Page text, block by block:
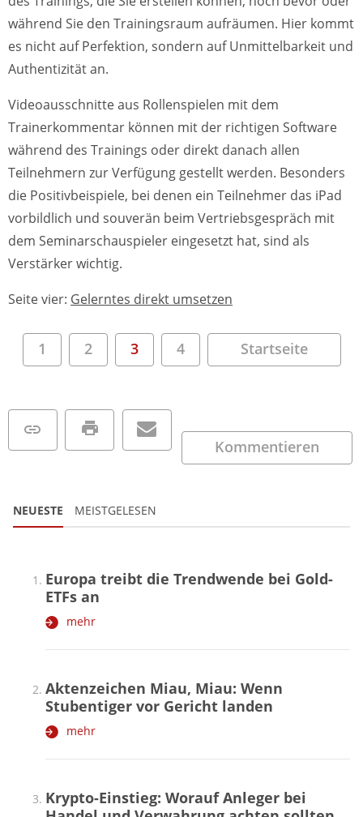
während Sie den Trainingsraum aufräumen. Hier kommt
es nicht auf Perfektion, sondern auf Unmittelbarkeit und
Authentizität an.
Videoausschnitte aus Rollenspielen mit dem
Trainerkommentar können mit der richtigen Software
während des Trainings oder direkt danach allen
Teilnehmern zur Verfügung gestellt werden. Besonders
die Positivbeispiele, bei denen ein Teilnehmer das iPad
vorbildlich und souverän beim Vertriebsgespräch mit
dem Seminarschauspieler eingesetzt hat, sind als
Verstärker wichtig.
Seite vier: Gelerntes direkt umsetzen
1 2 3 4 Startseite
Kommentieren
NEUESTE MEISTGELESEN
Europa treibt die Trendwende bei Gold-
ETFs an
mehr
Aktenzeichen Miau, Miau: Wenn
Stubentiger vor Gericht landen
mehr
Krypto-Einstieg: Worauf Anleger bei